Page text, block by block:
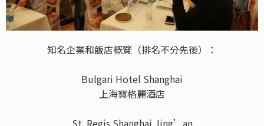
知名企業和飯店概覽（排名不分先後）：
Bulgari Hotel Shanghai
上海寶格麗酒店